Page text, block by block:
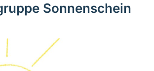
Sonnenschein